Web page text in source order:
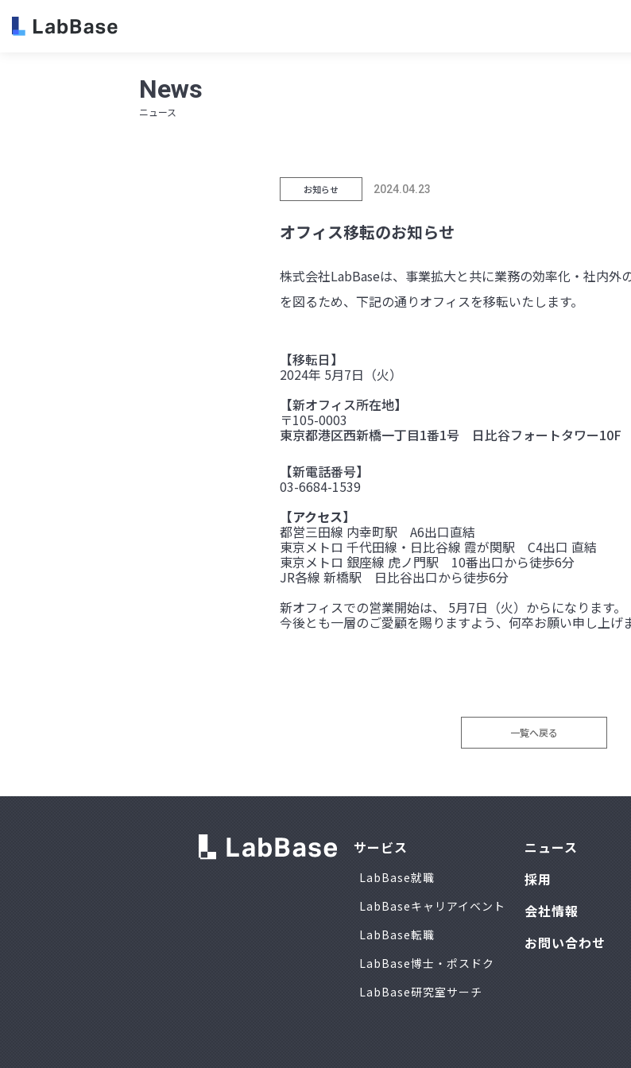
News
ニュース
お知らせ 2024.04.23
オフィス移転のお知らせ
株式会社LabBaseは、事業拡大と共に業務の効率化・社内外
を図るため、 下記の通りオフィスを移転いたします。
【移転日】
2024年 5月7日（火）
【新オフィス所在地】
〒105-0003
東京都港区西新橋一丁目1番1号 日比谷フォートタワー10F
【新電話番号】
03-6684-1539
【アクセス】
都営三田線 内幸町駅 A6出口直結
東京メトロ 千代田線・日比谷線 霞が関駅 C4出口 直結
東京メトロ 銀座線 虎ノ門駅 10番出口から徒歩6分
JR各線 新橋駅 日比谷出口から徒歩6分
新オフィスでの営業開始は、 5月7日（火）からになります。
今後とも一層のご愛顧を賜りますよう、何卒お願い申し上げま
一覧へ戻る
サービス
LabBase就職
LabBaseキャリアイベント
LabBase転職
LabBase博士・ポスドク
LabBase研究室サーチ
ニュース
採用
会社情報
お問い合わせ